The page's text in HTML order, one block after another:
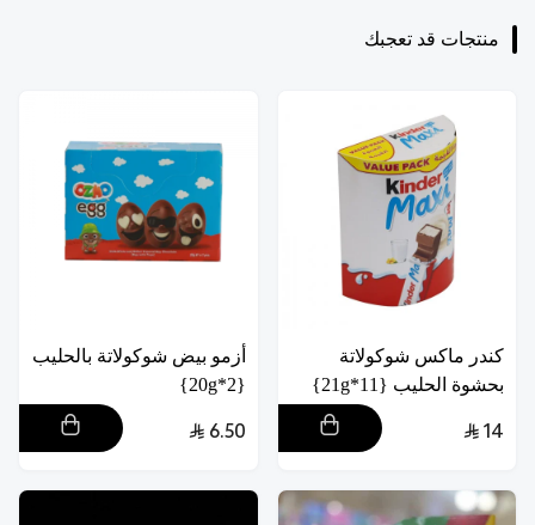
منتجات قد تعجبك
كندر ماكس شوكولاتة
بحشوة الحليب {11*21g}
14
أزمو بيض شوكولاتة بالحليب
{2*20g}
6.50